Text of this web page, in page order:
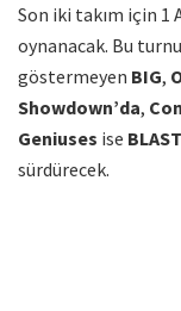
Son iki takım için 1
oynanacak. Bu
göstermeyen BIG,
Showdown’da,
Geniuses ise
sürdürecek.